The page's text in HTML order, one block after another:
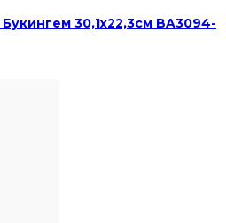
30,1х22,3см BA3094-